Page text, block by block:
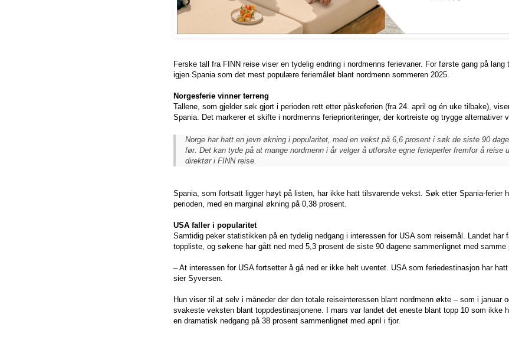
Ferske tall fra FINN reise viser en tydelig endring i nordmenns ferievaner. For første gang på
igjen Spania som det mest populære feriemålet blant nordmenn sommeren 2025.
Norgesferie vinner terreng
Tallene, som gjelder søk gjort i perioden rett etter påskeferien (fra 24. april og én uke tilbake),
Spania. Det markerer et skifte i nordmenns ferieprioriteringer, der kortreiste og trygge alternativer
Norge har hatt en jevn økning i popularitet, med en vekst på 6,6 prosent i søk de siste 90
før. Det kan tyde på at mange nordmenn i år velger å utforske egne ferieperler fremfor å reise
direktør i FINN reise.
Spania, som fortsatt ligger høyt på listen, har ikke hatt tilsvarende vekst. Søk etter Spania-ferier
perioden, med en marginal økning på 0,38 prosent.
USA faller i popularitet
Samtidig peker statistikken på en tydelig nedgang i interessen for USA som reisemål. Landet har
toppliste, og søkene har gått ned med 5,3 prosent de siste 90 dagene sammenlignet med samme
– At interessen for USA fortsetter å gå ned er ikke helt uventet. USA som feriedestinasjon har
sier Syversen.
Hun viser til at selv i måneder der den totale reiseinteressen blant nordmenn økte – som i januar
svakeste veksten blant toppdestinasjonene. I mars var landet det eneste blant topp 10 som ikke
en dramatisk nedgang på 38 prosent sammenlignet med april i fjor.